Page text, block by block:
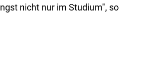
nicht nur im Studium", so